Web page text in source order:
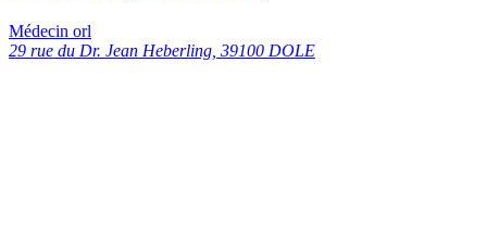
Médecin orl
29 rue du Dr. Jean Heberling, 39100 DOLE